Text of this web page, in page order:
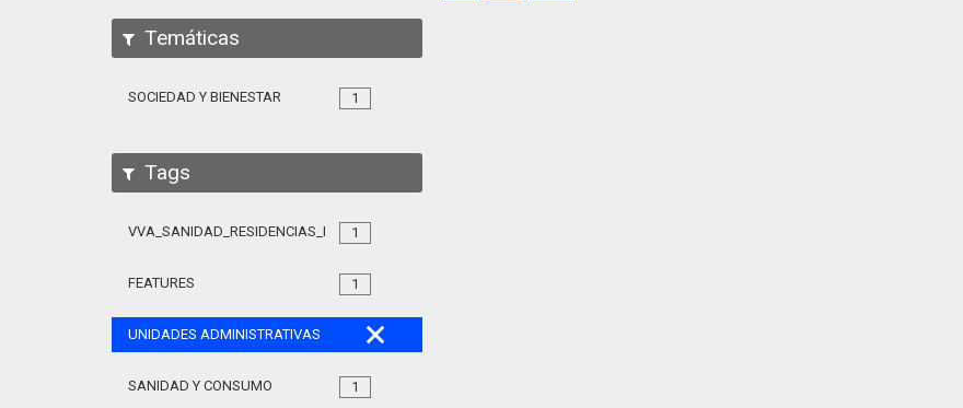
Temáticas
1
SOCIEDAD Y BIENESTAR
Tags
1
VVA_SANIDAD_RESIDENCIAS_MAYORES_105
1
FEATURES
UNIDADES ADMINISTRATIVAS
1
SANIDAD Y CONSUMO